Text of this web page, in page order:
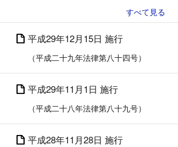
平成29年12月15日 施行
（平成二十九年法律第八十四号）
平成29年11月1日 施行
（平成二十八年法律第八十九号）
平成28年11月28日 施行